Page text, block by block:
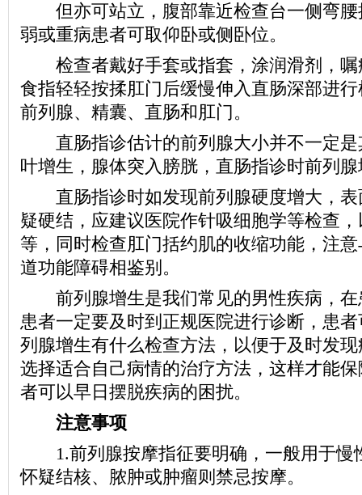
但亦可站立，腹部靠近检查台一侧弯腰
弱或重病患者可取仰卧或侧卧位。
检查者戴好手套或指套，涂润滑剂，嘱
食指轻轻按揉肛门后缓慢伸入直肠深部进
前列腺、精囊、直肠和肛门。
直肠指诊估计的前列腺大小并不一定是
叶增生，腺体突入膀胱，直肠指诊时前列
直肠指诊时如发现前列腺硬度增大，表
疑硬结，应建议医院作针吸细胞学等检查
等，同时检查肛门括约肌的收缩功能，注
道功能障碍相鉴别。
前列腺增生是我们常见的男性疾病，在
患者一定要及时到正规医院进行诊断，患
列腺增生有什么检查方法，以便于及时发
选择适合自己病情的治疗方法，这样才能
者可以早日摆脱疾病的困扰。
注意事项
1.前列腺按摩指征要明确，一般用于慢
怀疑结核、脓肿或肿瘤则禁忌按摩。